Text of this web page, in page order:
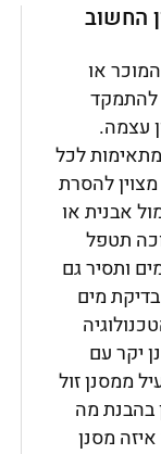
החשוב
או
להתמקד
עצמה.
לכל
להסרת
אבנית או
תטפל
ותסיר גם
מים
יקר עם
ממסנן זול
בהבנת מה
מסנן